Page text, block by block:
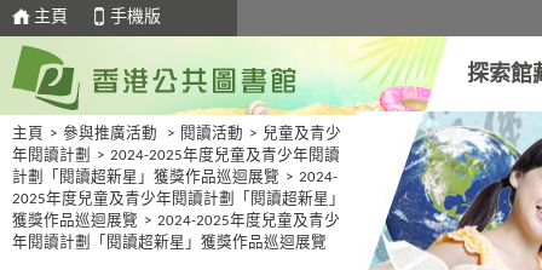
主頁 手機版
探索館
主頁 > 參與推廣活動 > 閱讀活動 > 兒童及青少
年閱讀計劃
> 2024-2025年度兒童及青少年閱讀
計劃「閱讀超新星」獲獎作品巡迴展覽 > 2024-
2025年度兒童及青少年閱讀計劃「閱讀超新星」
獲獎作品巡迴展覽 > 2024-2025年度兒童及青少
年閱讀計劃「閱讀超新星」獲獎作品巡迴展覽